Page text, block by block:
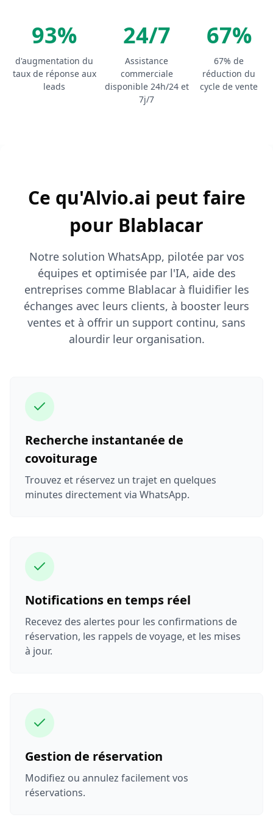
93%
d'augmentation du
taux de réponse aux
leads
24/7
Assistance
commerciale
disponible 24h/24 et
7j/7
67%
67% de
réduction du
cycle de vente
Ce qu'Alvio.ai peut faire
pour Blablacar
Notre solution WhatsApp, pilotée par vos
équipes et optimisée par l'IA, aide des
entreprises comme Blablacar à fluidifier les
échanges avec leurs clients, à booster leurs
ventes et à offrir un support continu, sans
alourdir leur organisation.
Recherche instantanée de
covoiturage
Trouvez et réservez un trajet en quelques
minutes directement via WhatsApp.
Notifications en temps réel
Recevez des alertes pour les confirmations de
réservation, les rappels de voyage, et les mises
à jour.
Gestion de réservation
Modifiez ou annulez facilement vos
réservations.